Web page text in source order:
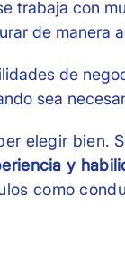
trabaja con
de manera
de
sea
elegir bien.
y
como